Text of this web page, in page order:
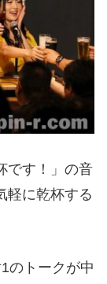
です！」の音
に乾杯する
のトークが中